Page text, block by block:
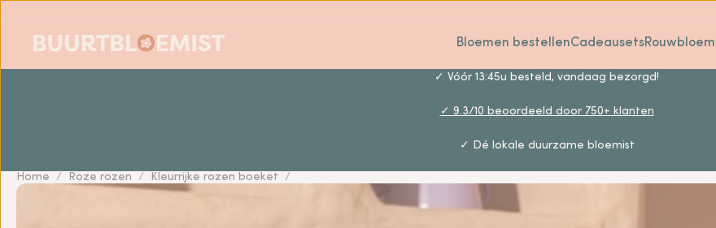
Bloemen bestellenCadeausets
✓ Vóór 13:45u besteld, vandaag bezorgd!
✓ 9.3/10 beoordeeld door 750+ klanten
✓ Dé lokale duurzame bloemist
Home Roze rozen Kleurrijke rozen boeket